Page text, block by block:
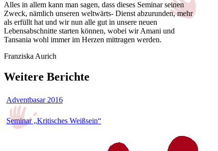
Alles in allem kann man sagen, dass dieses Seminar seinen
Zweck, nämlich unseren weltwärts- Dienst abzurunden, mehr
als erfüllt hat und wir nun alle gut in unsere neuen
Lebensabschnitte starten können, wobei wir Amani und
Tansania wohl immer im Herzen mittragen werden.
Franziska Aurich
Weitere Berichte
Adventbasar 2016
Seminar „Kritisches Weißsein“